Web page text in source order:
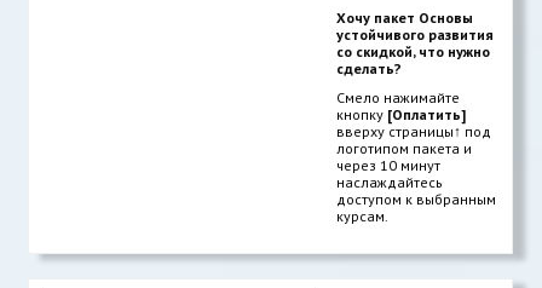
Хочу пакет Основы
устойчивого развития
со скидкой, что нужно
сделать?
Смело нажимайте
кнопку [Оплатить]
вверху страницы↑ под
логотипом пакета и
через 10 минут
наслаждайтесь
доступом к выбранным
курсам.